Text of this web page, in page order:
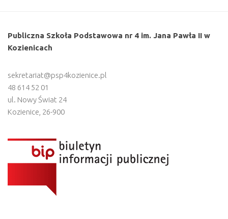
Publiczna Szkoła Podstawowa nr 4 im. Jana Pawła II w
Kozienicach
sekretariat@psp4kozienice.pl
48 614 52 01
ul. Nowy Świat 24
Kozienice 26-900